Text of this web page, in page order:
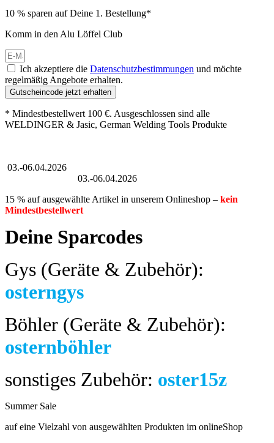
10 % sparen auf Deine 1. Bestellung*
Komm in den Alu Löffel Club
Ich akzeptiere die Datenschutzbestimmungen und möchte
regelmäßig Angebote erhalten.
Gutscheincode jetzt erhalten
* Mindestbestellwert 100 €. Ausgeschlossen sind alle
WELDINGER & Jasic, German Welding Tools Produkte
03.-06.04.2026
03.-06.04.2026
15 % auf ausgewählte Artikel in unserem Onlineshop – kein
Mindestbestellwert
Deine Sparcodes
Gys (Geräte & Zubehör):
osterngys
Böhler (Geräte & Zubehör):
osternböhler
sonstiges Zubehör: oster15z
Summer Sale
auf eine Vielzahl von ausgewählten Produkten im onlineShop